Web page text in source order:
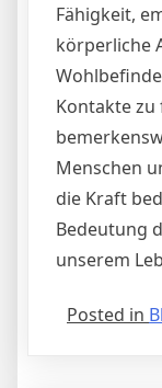
Fähigkeit,
körperliche
Kontakte
Menschen
die Kraft
Bedeutung
unserem
Posted in